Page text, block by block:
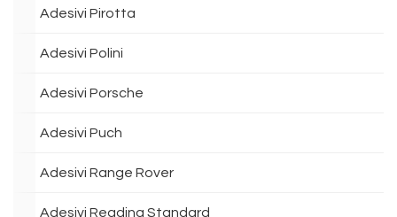
Adesivi Pirotta
Adesivi Polini
Adesivi Porsche
Adesivi Puch
Adesivi Range Rover
Adesivi Reading Standard